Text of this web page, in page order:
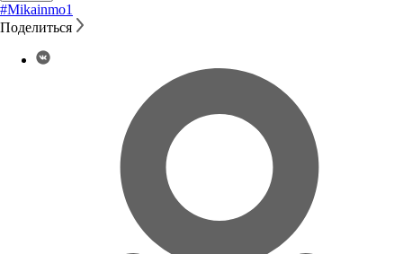
#Mikainmo1
Поделиться